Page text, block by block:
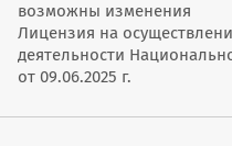
возможны изменения
Лицензия на
деятельности
от 09.06.2025 г.